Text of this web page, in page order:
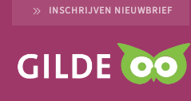
INSCHRIJVEN NIEUWBRIEF